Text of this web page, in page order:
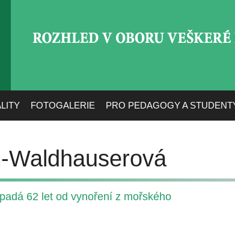
FOTOGALERIE PRO PEDAGOGY A
Waldhauserová
62 let od vynoření z mořského